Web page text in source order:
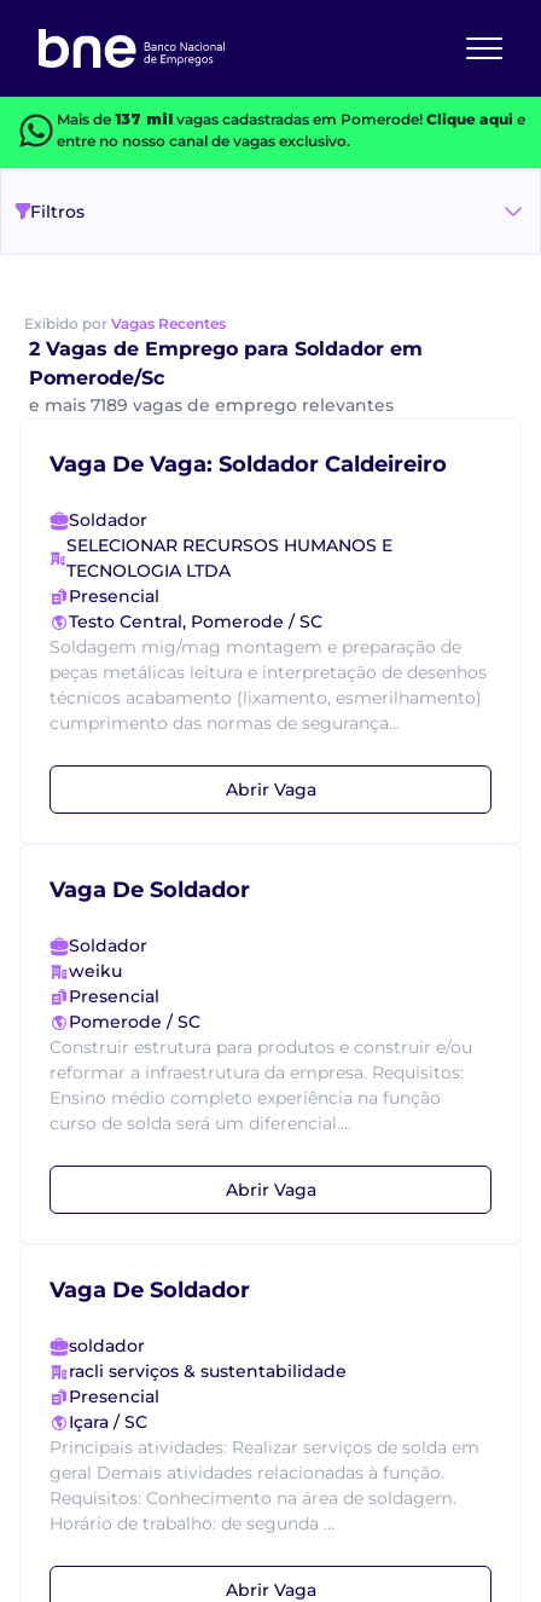
Mais de 137 milvagas cadastradas em Pomerode! Clique aquie
entre no nosso canal de vagas exclusivo.
Filtros
Exibido por Vagas Recentes
2 Vagas de Emprego para Soldador em
Pomerode/Sc
e mais 7189 vagas de emprego relevantes
Vaga De Vaga: Soldador Caldeireiro
Soldador
SELECIONAR RECURSOS HUMANOS E
TECNOLOGIA LTDA
Presencial
Testo Central, Pomerode / SC
Soldagem mig/mag montagem e preparação de
peças metálicas leitura e interpretação de desenhos
técnicos acabamento (lixamento, esmerilhamento)
cumprimento das normas de segurança...
Abrir Vaga
Vaga De Soldador
Soldador
weiku
Presencial
Pomerode / SC
Construir estrutura para produtos e construir e/ou
reformar a infraestrutura da empresa. Requisitos:
Ensino médio completo experiência na função
curso de solda será um diferencial....
Abrir Vaga
Vaga De Soldador
soldador
racli serviços & sustentabilidade
Presencial
Içara / SC
Principais atividades: Realizar serviços de solda em
geral Demais atividades relacionadas à função.
Requisitos: Conhecimento na área de soldagem.
Horário de trabalho: de segunda ...
Abrir Vaga